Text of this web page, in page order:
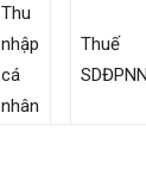
Thu
nhập
cá
nhân
Thuế
SDĐPNN